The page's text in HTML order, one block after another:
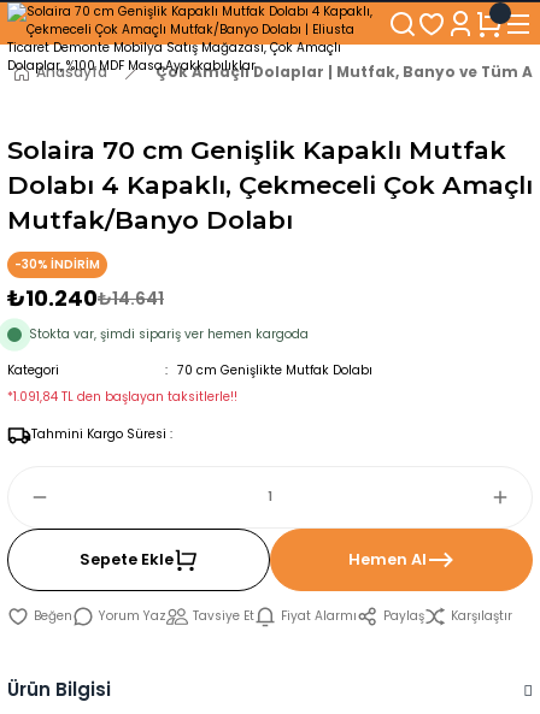
250₺ ve Üzeri Alışverişlerinizde KARGO BEDAVA!
5'er cm Aralıklarla 35 cm'den 100 cm'e kadar Genişliğe Sahip Dolaplar
% 100 Mdf Tekerlekli Masa ile Uzun Ömürlü ve Kolay Kullanım Konforu
Kaliteli hizmet, güvenli alışveriş ve satış sonrası destek
Anasayfa Çok Amaçlı Dolaplar | Mutfak, Banyo ve Tüm
Solaira 70 cm Genişlik Kapaklı Mutfak
Dolabı 4 Kapaklı, Çekmeceli Çok Amaçlı
Mutfak/Banyo Dolabı
-30% İNDİRİM
₺10.240₺14.641
Stokta var, şimdi sipariş ver hemen kargoda
Kategori
70 cm Genişlikte Mutfak Dolabı
*1.091,84 TL den başlayan taksitlerle!!
Tahmini Kargo Süresi :
Sepete Ekle Hemen Al
Yorum Yaz Tavsiye Et Fiyat Alarmı Paylaş Karşılaştır
Ürün Bilgisi